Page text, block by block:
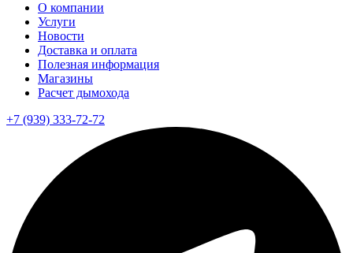
О компании
Услуги
Новости
Доставка и оплата
Полезная информация
Магазины
Расчет дымохода
+7 (939) 333-72-72